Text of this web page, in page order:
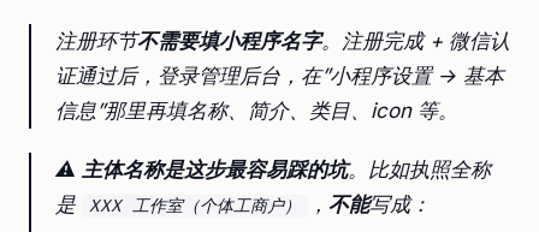
注册环节不需要填小程序名字。注册完成 + 微信认
证通过后，登录管理后台，在”小程序设置 → 基本
信息”那里再填名称、简介、类目、icon 等。
⚠️ 主体名称是这步最容易踩的坑。比如执照全称
是
XXX 工作室（个体工商户） ， 不能写成：